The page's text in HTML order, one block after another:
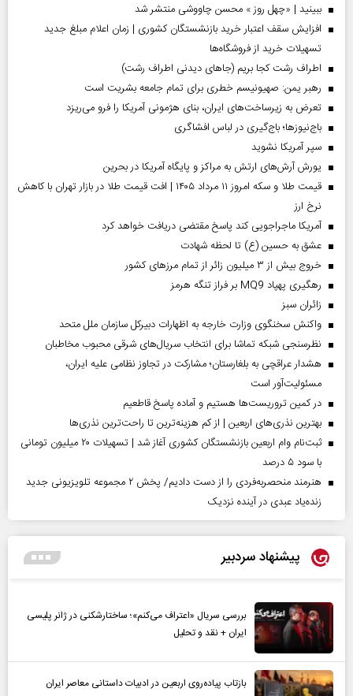
ببینید | «چهل روز » محسن چاووشی منتشر شد
افزایش سقف اعتبار خرید بازنشستگان کشوری | زمان اعلام مبلغ جدید
تسهیلات خرید از فروشگاه‌ها
اطراف رشت کجا بریم (جاهای دیدنی اطراف رشت)
رهبر یمن: صهیونیسم خطری برای تمام جامعه بشریت است
تعرض به زیرساخت‌های ایران، بنای هژمونی آمریکا را فرو می‌ریزد
باج‌نیوزها؛ باج‌گیری در لباس افشاگری
سپر آمریکا نشوید
یورش آرش‌های ارتش به مراکز و پایگاه‌ آمریکا در بحرین
قیمت طلا و سکه امروز ۱۱ مرداد ۱۴۰۵ | افت قیمت طلا در بازار تهران با کاهش
نرخ ارز
آمریکا ماجراجویی کند پاسخ مقتضی دریافت خواهد کرد
عشق به حسین (ع) تا لحظه شهادت
خروج بیش از ۳ میلیون زائر از تمام مرز‌های کشور
رهگیری پهپاد MQ9 بر فراز تنگه هرمز
‌زائران سبز
واکنش سخنگوی وزارت خارجه به اظهارات دبیرکل سازمان ملل متحد
نظرسنجی شبکه تماشا برای انتخاب سریال‌های شرقی محبوب مخاطبان
هشدار عراقچی به بلغارستان؛ مشارکت در تجاوز نظامی علیه ایران،
مسئولیت‌آور است
در کمین تروریست‌ها هستیم و آماده پاسخ قاطعیم
بهترین نذری‌های اربعین | از کم هزینه‌ترین تا راحت‌ترین نذری‌ها
ثبت‌نام وام اربعین بازنشستگان کشوری آغاز شد | تسهیلات ۲۰ میلیون تومانی
با سود ۵ درصد
هنرمند منحصر‌به‌فردی را از دست دادیم/ پخش ۲ مجموعه تلویزیونی جدید
زنده‌یاد عبدی در آینده نزدیک
پیشنهاد سردبیر
بررسی سریال «اعتراف می‌کنم»؛ ساختارشکنی در ژانر پلیسی
ایران + نقد و تحلیل
بازتاب پیاده‌روی اربعین در ادبیات داستانی معاصر ایران